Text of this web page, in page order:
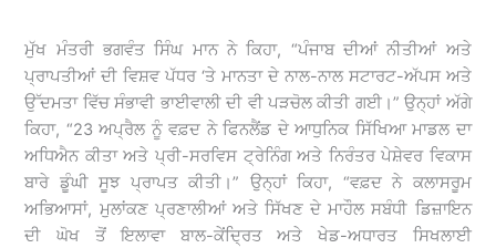
ਮੁੱਖ ਮੰਤਰੀ ਭਗਵੰਤ ਸਿੰਘ ਮਾਨ ਨੇ ਕਿਹਾ, “ਪੰਜਾਬ ਦੀਆਂ ਨੀਤੀਆਂ ਅਤੇ
ਪ੍ਰਾਪਤੀਆਂ ਦੀ ਵਿਸ਼ਵ ਪੱਧਰ ‘ਤੇ ਮਾਨਤਾ ਦੇ ਨਾਲ-ਨਾਲ ਸਟਾਰਟ-ਅੱਪਸ ਅਤੇ
ਉੱਦਮਤਾ ਵਿੱਚ ਸੰਭਾਵੀ ਭਾਈਵਾਲੀ ਦੀ ਵੀ ਪੜਚੋਲ ਕੀਤੀ ਗਈ।” ਉਨ੍ਹਾਂ ਅੱਗੇ
ਕਿਹਾ, “23 ਅਪ੍ਰੈਲ ਨੂੰ ਵਫ਼ਦ ਨੇ ਫਿਨਲੈਂਡ ਦੇ ਆਧੁਨਿਕ ਸਿੱਖਿਆ ਮਾਡਲ ਦਾ
ਅਧਿਐਨ ਕੀਤਾ ਅਤੇ ਪ੍ਰੀ-ਸਰਵਿਸ ਟ੍ਰੇਨਿੰਗ ਅਤੇ ਨਿਰੰਤਰ ਪੇਸ਼ੇਵਰ ਵਿਕਾਸ
ਬਾਰੇ ਡੂੰਘੀ ਸੂਝ ਪ੍ਰਾਪਤ ਕੀਤੀ।” ਉਨ੍ਹਾਂ ਕਿਹਾ, “ਵਫ਼ਦ ਨੇ ਕਲਾਸਰੂਮ
ਅਭਿਆਸਾਂ, ਮੁਲਾਂਕਣ ਪ੍ਰਣਾਲੀਆਂ ਅਤੇ ਸਿੱਖਣ ਦੇ ਮਾਹੌਲ ਸਬੰਧੀ ਡਿਜ਼ਾਇਨ
ਦੀ ਘੋਖ ਤੋਂ ਇਲਾਵਾ ਬਾਲ-ਕੇਂਦ੍ਰਿਤ ਅਤੇ ਖੇਡ-ਅਧਾਰਤ ਸਿਖਲਾਈ